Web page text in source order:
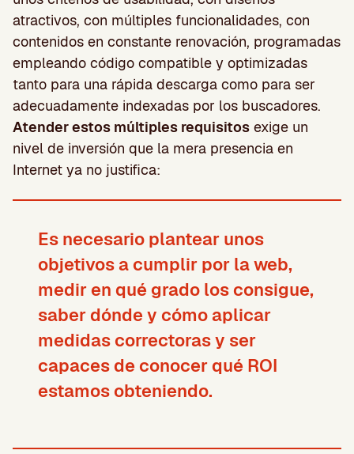
atractivos, con múltiples funcionalidades, con
contenidos en constante renovación, programadas
empleando código compatible y optimizadas
tanto para una rápida descarga como para ser
adecuadamente indexadas por los buscadores.
Atender estos múltiples requisitos exige un
nivel de inversión que la mera presencia en
Internet ya no justifica:
Es necesario plantear unos
objetivos a cumplir por la web,
medir en qué grado los consigue,
saber dónde y cómo aplicar
medidas correctoras y ser
capaces de conocer qué ROI
estamos obteniendo.